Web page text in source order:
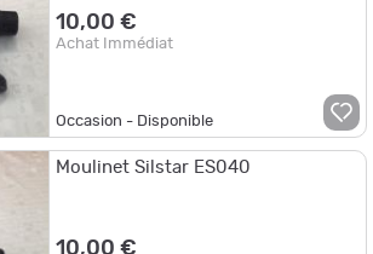
10,00 €
Achat Immédiat
Occasion - Disponible
Moulinet Silstar ES040
10,00 €